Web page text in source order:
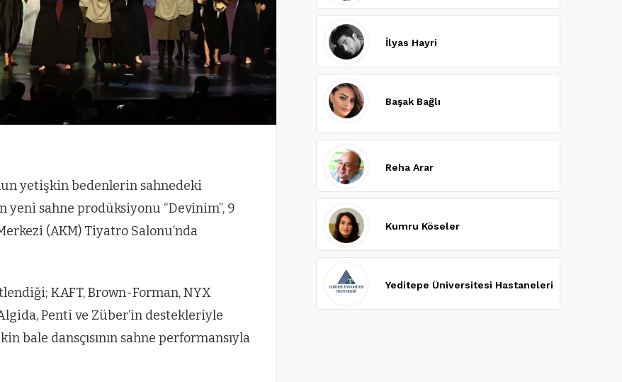
yetişkin bedenlerin sahnedeki
sahne prodüksiyonu “Devinim”, 9
(AKM) Tiyatro Salonu’nda
KAFT, Brown-Forman, NYX
Penti ve Züber’in destekleriyle
bale dansçısının sahne performansıyla
İlyas Hayri
Başak Bağlı
Reha Arar
Kumru Köseler
Yeditepe Üniversitesi Hastaneleri